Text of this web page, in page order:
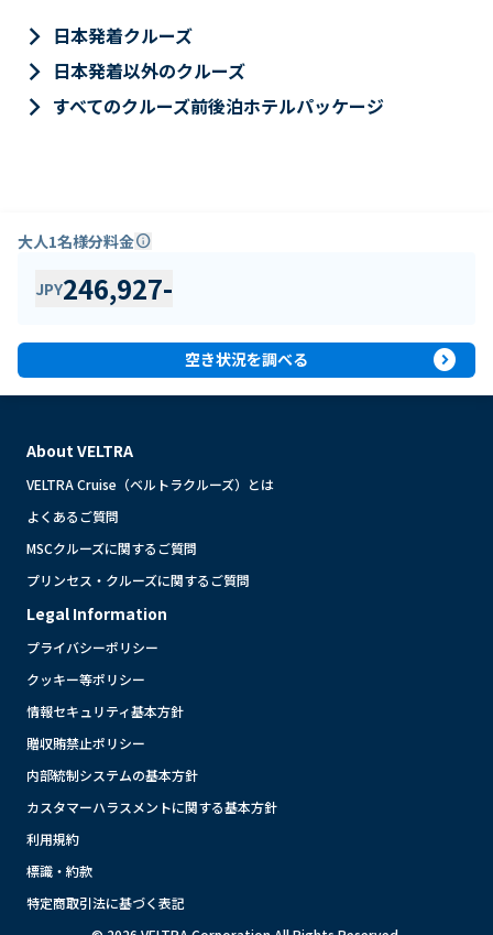
keyboard_arrow_right 日本発着クルーズ
keyboard_arrow_right 日本発着以外のクルーズ
keyboard_arrow_right すべてのクルーズ前後泊ホテルパッケージ
大人1名様分料金info
JPY246,927-
空き状況を調べる expand_circle_right
About VELTRA
VELTRA Cruise（ベルトラクルーズ）とは
よくあるご質問
MSCクルーズに関するご質問
プリンセス・クルーズに関するご質問
Legal Information
プライバシーポリシー
クッキー等ポリシー
情報セキュリティ基本方針
贈収賄禁止ポリシー
内部統制システムの基本方針
カスタマーハラスメントに関する基本方針
利用規約
標識・約款
特定商取引法に基づく表記